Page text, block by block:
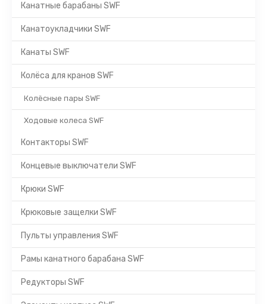
Канатные барабаны SWF
Канатоукладчики SWF
Канаты SWF
Колёса для кранов SWF
Колёсные пары SWF
Ходовые колеса SWF
Контакторы SWF
Концевые выключатели SWF
Крюки SWF
Крюковые защелки SWF
Пульты управления SWF
Рамы канатного барабана SWF
Редукторы SWF